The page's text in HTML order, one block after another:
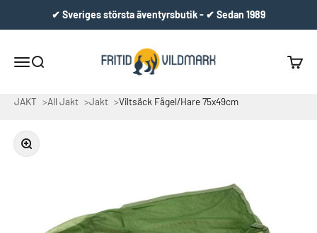
✔ Sveriges största äventyrsbutik - ✔ Sedan 1989
MenySök
Fritid & Vildmark
JAKT All Jakt Jakt Viltsäck Fågel/Hare 75x49cm
Zooma